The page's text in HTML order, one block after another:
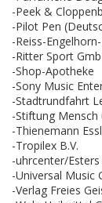
-Peek &
-Pilot Pen
-Reiss-
-Ritter Sport
-Shop-Apotheke
-Sony Music
-Stadtrundfahrt
-Stiftung
-Thienemann
-Tropilex B.V.
-uhrcenter/Esters
-Universal Music
-Verlag Freies